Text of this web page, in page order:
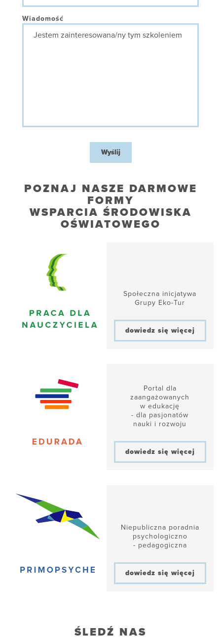
do
Wiadomość
Wyślij
POZNAJ NASZE DARMOWE
FORMY
WSPARCIA ŚRODOWISKA
OŚWIATOWEGO
Społeczna inicjatywa
Grupy Eko-Tur
dowiedz się więcej
Portal dla
zaangażowanych
w edukację
- dla pasjonatów
nauki i rozwoju
dowiedz się więcej
Niepubliczna poradnia
psychologiczno
- pedagogiczna
dowiedz się więcej
ŚLEDŹ NAS